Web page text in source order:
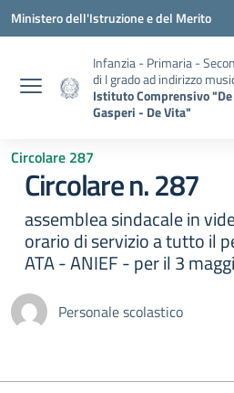
Vai ai contenuti
Vai al menu di navigazione
Vai al footer
Ministero dell'Istruzione e del Merito
Infanzia - Primaria -
di I grado ad indirizzo
Istituto Comprensivo "De
Gasperi - De Vita"
Circolare 287
Circolare n. 287
assemblea sindacale in
orario di servizio a tutto il
ATA - ANIEF - per il 3
Personale scolastico